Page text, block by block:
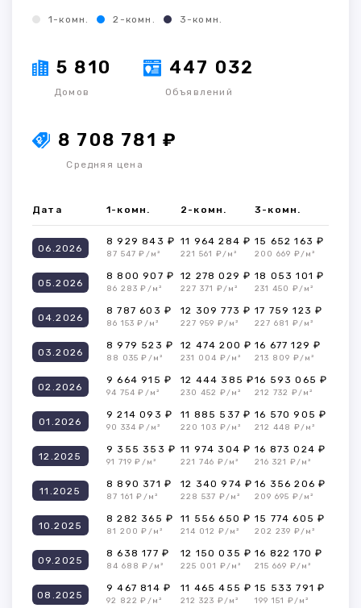
1-комн. 2-комн. 3-комн.
5 810
Домов
447 032
Объявлений
8 708 781 ₽
Средняя цена
Дата 1-комн. 2-комн. 3-комн.
06.2026
8 929 843 ₽
87 547 ₽/м²
11 964 284 ₽
221 561 ₽/м²
15 652 163 ₽
200 669 ₽/м²
05.2026
8 800 907 ₽
86 283 ₽/м²
12 278 029 ₽
227 371 ₽/м²
18 053 101 ₽
231 450 ₽/м²
04.2026
8 787 603 ₽
86 153 ₽/м²
12 309 773 ₽
227 959 ₽/м²
17 759 123 ₽
227 681 ₽/м²
03.2026
8 979 523 ₽
88 035 ₽/м²
12 474 200 ₽
231 004 ₽/м²
16 677 129 ₽
213 809 ₽/м²
02.2026
9 664 915 ₽
94 754 ₽/м²
12 444 385 ₽
230 452 ₽/м²
16 593 065 ₽
212 732 ₽/м²
01.2026
9 214 093 ₽
90 334 ₽/м²
11 885 537 ₽
220 103 ₽/м²
16 570 905 ₽
212 448 ₽/м²
12.2025
9 355 353 ₽
91 719 ₽/м²
11 974 304 ₽
221 746 ₽/м²
16 873 024 ₽
216 321 ₽/м²
11.2025
8 890 371 ₽
87 161 ₽/м²
12 340 974 ₽
228 537 ₽/м²
16 356 206 ₽
209 695 ₽/м²
10.2025
8 282 365 ₽
81 200 ₽/м²
11 556 650 ₽
214 012 ₽/м²
15 774 605 ₽
202 239 ₽/м²
09.2025
8 638 177 ₽
84 688 ₽/м²
12 150 035 ₽
225 001 ₽/м²
16 822 170 ₽
215 669 ₽/м²
08.2025
9 467 814 ₽
92 822 ₽/м²
11 465 455 ₽
212 323 ₽/м²
15 533 791 ₽
199 151 ₽/м²